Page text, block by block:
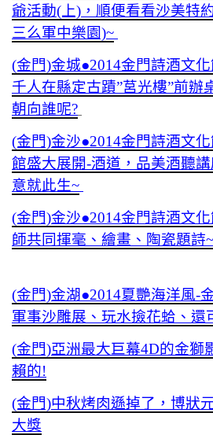
爺活動(上)，順便看看沙美特
三么軍中樂園)~
(金門)金城●2014金門詩酒文
千人在縣定古蹟”莒光樓”前辦
朝向誰呢?
(金門)金沙●2014金門詩酒文
館盛大展開-酒道，品美酒聽
意就此生~
(金門)金沙●2014金門詩酒文
師共同揮毫、繪畫、陶瓷題詩~
(金門)金湖●2014夏艷海洋風-
軍事沙雕展、玩水撿花蛤、還
(金門)亞洲最大巨幕4D的金獅
賴的!
(金門)中秋烤肉遜掉了，博狀
大獎